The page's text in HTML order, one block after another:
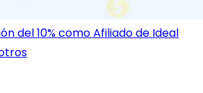
del 10% como Afiliado de Ideal